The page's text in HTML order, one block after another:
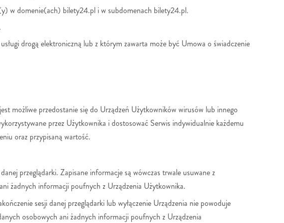
w domenie(ach) bilety24.pl i w subdomenach bilety24.pl.
drogą elektroniczną lub z którym zawarta może być Umowa o świadczenie
możliwe przedostanie się do Urządzeń Użytkowników wirusów lub innego
przez Użytkownika i dostosować Serwis indywidualnie każdemu
oraz przypisaną wartość.
przeglądarki. Zapisane informacje są wówczas trwale usuwane z
żadnych informacji poufnych z Urządzenia Użytkownika.
sesji danej przeglądarki lub wyłączenie Urządzenia nie powoduje
osobowych ani żadnych informacji poufnych z Urządzenia